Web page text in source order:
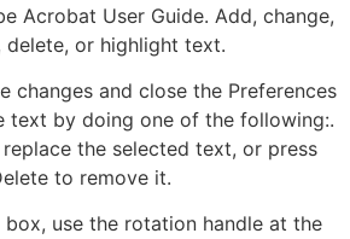
Acrobat User Guide. Add, change,
delete, or highlight text.
changes and close the Preferences
text by doing one of the following:.
the selected text, or press
to remove it.
use the rotation handle at the